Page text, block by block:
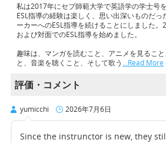
私は2017年にセブ師範大学で英語学の学士号
ESL指導の経験は楽しく、思い出深いものだ
ーカーへのESL指導を続けることにしました
および対面でのESL指導を始めました。
趣味は、マンガを読むこと、アニメを見るこ
と、音楽を聴くこと、そして歌う …Read More
評価・コメント
yumicchi 2026年7月6日
Since the instrunctor is new, they